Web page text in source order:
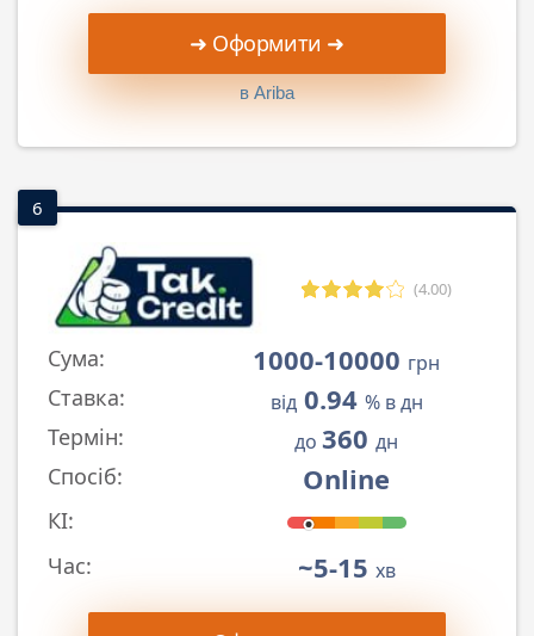
➜ Оформити ➜
в Ariba
6
(4.00)
Сума: 1000-10000 грн
Ставка: від0.94 % в дн
Термін: до 360 дн
Спосіб: Online
КІ:
Час:
~5-15 хв